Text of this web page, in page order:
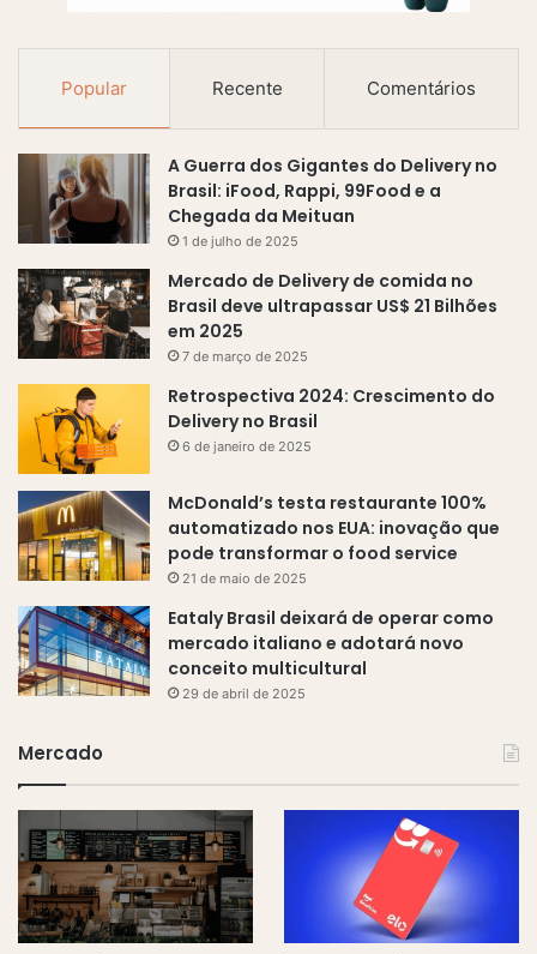
e
Popular Recente Comentários
A Guerra dos Gigantes do Delivery no
Brasil: iFood, Rappi, 99Food e a
Chegada da Meituan
1 de julho de 2025
Mercado de Delivery de comida no
Brasil deve ultrapassar US$ 21 Bilhões
em 2025
7 de março de 2025
Retrospectiva 2024: Crescimento do
Delivery no Brasil
6 de janeiro de 2025
McDonald’s testa restaurante 100%
automatizado nos EUA: inovação que
pode transformar o food service
21 de maio de 2025
Eataly Brasil deixará de operar como
mercado italiano e adotará novo
conceito multicultural
29 de abril de 2025
Mercado